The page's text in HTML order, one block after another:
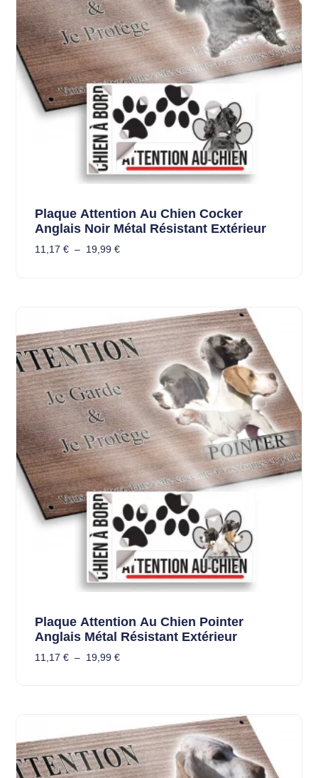
Plaque Attention Au Chien Cocker
Anglais Noir Métal Résistant Extérieur
11,17 € – 19,99 €
Plaque Attention Au Chien Pointer
Anglais Métal Résistant Extérieur
11,17 € – 19,99 €